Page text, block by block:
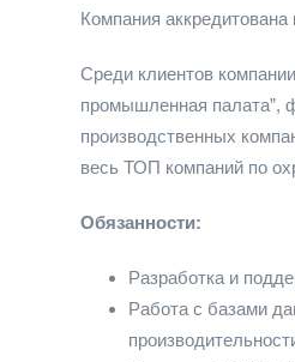
Компания
Среди клиентов
промышленная палата”,
производственных
весь ТОП компаний по
Обязанности:
Разработка и
Работа с базами